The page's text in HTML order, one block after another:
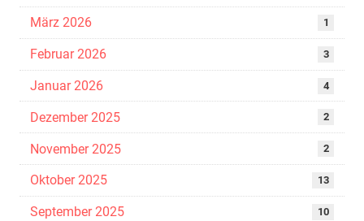
März 2026 1
Februar 2026 3
Januar 2026 4
Dezember 2025 2
November 2025 2
Oktober 2025 13
September 2025 10